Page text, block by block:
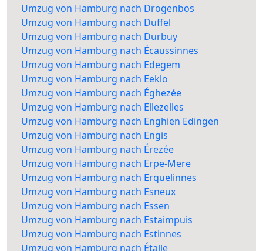
Umzug von Hamburg nach Drogenbos
Umzug von Hamburg nach Duffel
Umzug von Hamburg nach Durbuy
Umzug von Hamburg nach Écaussinnes
Umzug von Hamburg nach Edegem
Umzug von Hamburg nach Eeklo
Umzug von Hamburg nach Éghezée
Umzug von Hamburg nach Ellezelles
Umzug von Hamburg nach Enghien Edingen
Umzug von Hamburg nach Engis
Umzug von Hamburg nach Érezée
Umzug von Hamburg nach Erpe-Mere
Umzug von Hamburg nach Erquelinnes
Umzug von Hamburg nach Esneux
Umzug von Hamburg nach Essen
Umzug von Hamburg nach Estaimpuis
Umzug von Hamburg nach Estinnes
Umzug von Hamburg nach Étalle